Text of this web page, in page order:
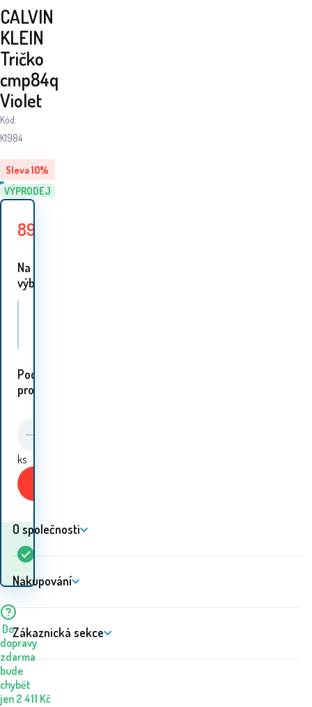
Sleva10%
VÝPRODEJ
CALVIN
KLEIN
Tričko
cmp84q
Violet
Kód:
K1984
89
Na
výběr 1 varianta:
Podobné
proudukty:
ks
Skladem 5+ ks zboží? 11.08. - 12.08.
Do
dopravy
zdarma
bude
chybět
jen 2 411 Kč
O společnosti
Nakupování
Zákaznická sekce